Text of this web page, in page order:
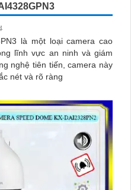
là một loại camera cao
lĩnh vực an ninh và giám
nét và rõ ràng